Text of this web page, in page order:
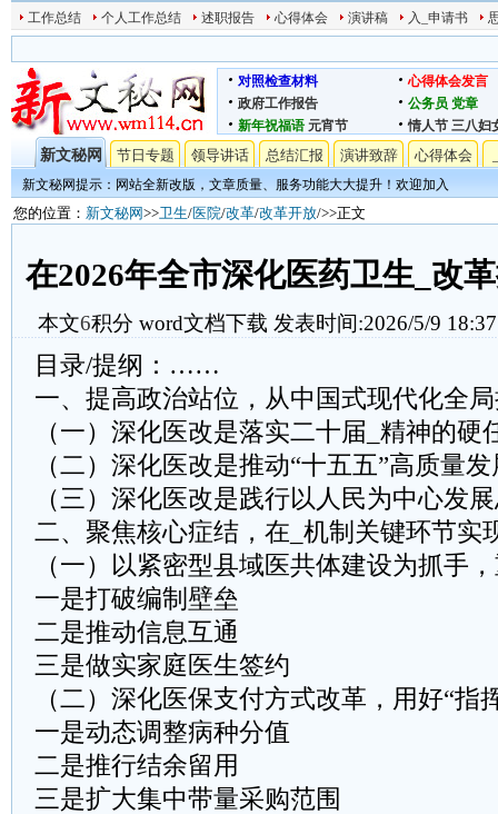
工作总结 个人工作总结 述职报告 心得体会 演讲稿 入_申请书
对照检查材料
心得体会发言
政府工作报告
公务员 党章
新年祝福语 元宵节 情人节 三八妇
新文秘网 节日专题 领导讲话 总结汇报 演讲致辞 心得体会
新文秘网提示：网站全新改版，文章质量、服务功能大大提升！欢迎加入
您的位置： 新文秘网>>卫生/医院/改革/改革开放/>>正文
在2026年全市深化医药卫生_改
本文6积分 word文档下载 发表时间:2026/5/9
目录/提纲：……
一、提高政治站位，从中国式现代化全
（一）深化医改是落实二十届_精神的硬
（二）深化医改是推动“十五五”高质量
（三）深化医改是践行以人民为中心发
二、聚焦核心症结，在_机制关键环节实
（一）以紧密型县域医共体建设为抓手
一是打破编制壁垒
二是推动信息互通
三是做实家庭医生签约
（二）深化医保支付方式改革，用好“指
一是动态调整病种分值
二是推行结余留用
三是扩大集中带量采购范围